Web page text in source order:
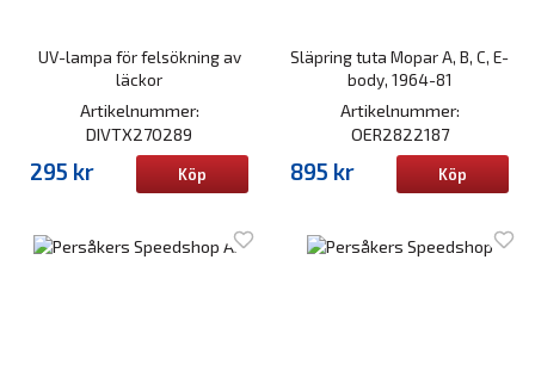
UV-lampa för felsökning av
läckor
Artikelnummer:
DIVTX270289
295 kr Köp
Släpring tuta Mopar A, B, C, E-
body, 1964-81
Artikelnummer:
OER2822187
895 kr Köp